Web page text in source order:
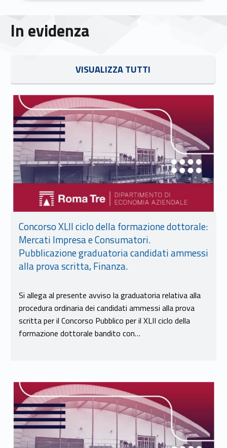
In evidenza
VISUALIZZA TUTTI
Link identifier #identifier__179421-7
Concorso XLII ciclo della formazione dottorale:
Mercati Impresa e Consumatori.
Pubblicazione graduatoria candidati ammessi
alla prova scritta, Finanza.
Si allega al presente avviso la graduatoria relativa alla
procedura ordinaria dei candidati ammessi alla prova
scritta per il Concorso Pubblico per il XLII ciclo della
formazione dottorale bandito con…
Link identifier #identifier__54429-8